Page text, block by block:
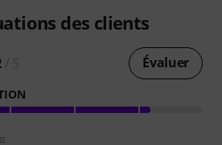
des clients
Évaluer